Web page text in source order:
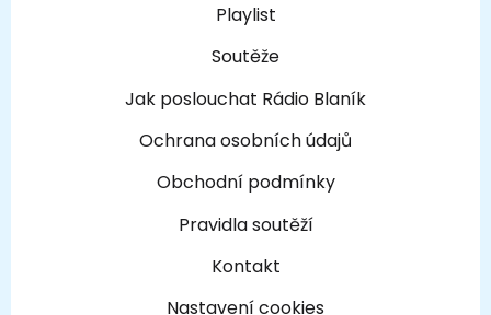
Playlist
Soutěže
Jak poslouchat Rádio Blaník
Ochrana osobních údajů
Obchodní podmínky
Pravidla soutěží
Kontakt
Nastavení cookies